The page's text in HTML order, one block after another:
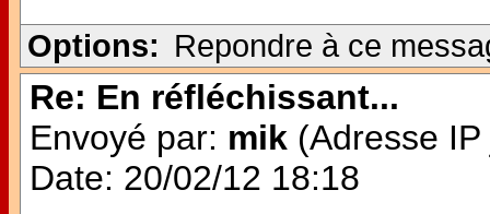
Options: Repondre à ce
Re: En réfléchissant...
Envoyé par: mik (Adresse
Date: 20/02/12 18:18